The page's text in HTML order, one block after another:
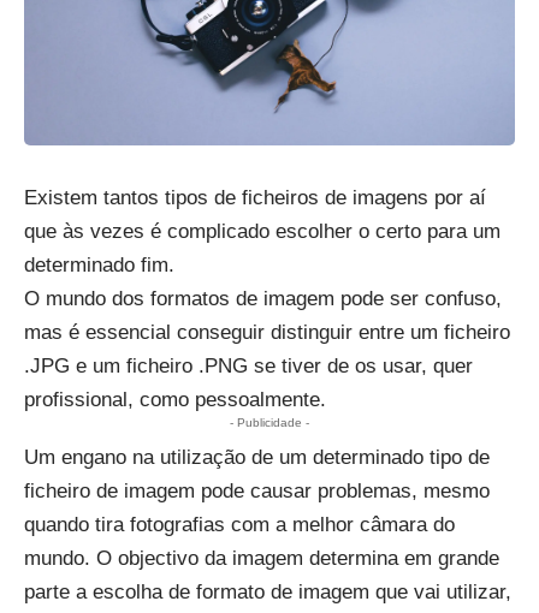
Existem tantos tipos de ficheiros de imagens por aí
que às vezes é complicado escolher o certo para um
determinado fim.
O mundo dos formatos de imagem pode ser confuso,
mas é essencial conseguir distinguir entre um ficheiro
.JPG e um ficheiro .PNG se tiver de os usar, quer
profissional, como pessoalmente.
- Publicidade -
Um engano na utilização de um determinado tipo de
ficheiro de imagem pode causar problemas, mesmo
quando tira fotografias com a melhor câmara do
mundo. O objectivo da imagem determina em grande
parte a escolha de formato de imagem que vai utilizar,